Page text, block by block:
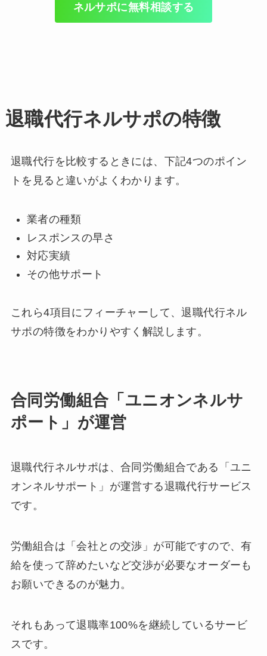
ネルサポに無料相談する
退職代行ネルサポの特徴
退職代行を比較するときには、下記4つのポイン
トを見ると違いがよくわかります。
業者の種類
レスポンスの早さ
対応実績
その他サポート
これら4項目にフィーチャーして、退職代行ネル
サポの特徴をわかりやすく解説します。
合同労働組合「ユニオンネルサ
ポート」が運営
退職代行ネルサポは、合同労働組合である「ユニ
オンネルサポート」が運営する退職代行サービス
です。
労働組合は「会社との交渉」が可能ですので、有
給を使って辞めたいなど交渉が必要なオーダーも
お願いできるのが魅力。
それもあって退職率100%を継続しているサービ
スです。